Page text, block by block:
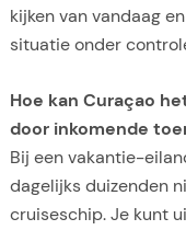
kijken van vandaag
situatie onder
Hoe kan Curaçao
door inkomende
Bij een vakantie-
dagelijks duizenden
cruiseschip. Je kunt